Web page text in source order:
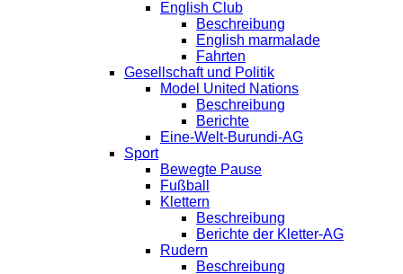
English Club
Beschreibung
English marmalade
Fahrten
Gesellschaft und Politik
Model United Nations
Beschreibung
Berichte
Eine-Welt-Burundi-AG
Sport
Bewegte Pause
Fußball
Klettern
Beschreibung
Berichte der Kletter-AG
Rudern
Beschreibung